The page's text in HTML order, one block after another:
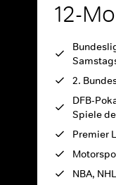
12-
2.
DFB-
Spiele
Premier
NBA,